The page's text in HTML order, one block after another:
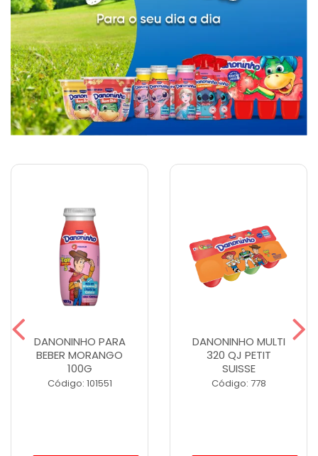
DANONINHO PARA
BEBER MORANGO
100G
Código: 101551
DANONINHO MULTI
320 QJ PETIT
SUISSE
Código: 778